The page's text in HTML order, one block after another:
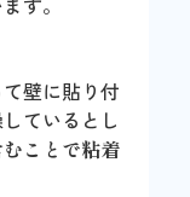
壁に貼り付
ているとし
ことで粘着